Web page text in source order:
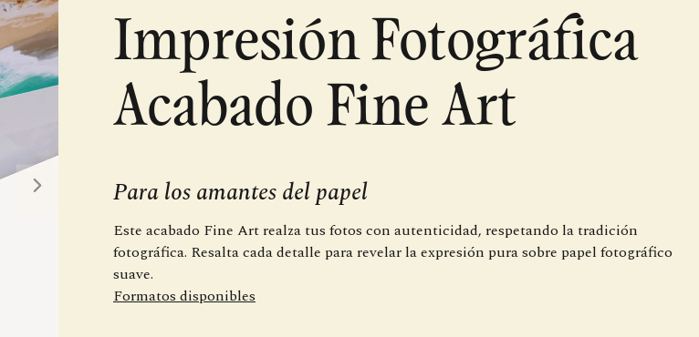
Impresión Fotográfica
Acabado Fine Art
Para los amantes del papel
Este acabado Fine Art realza tus fotos con autenticidad, respetando la tradición
fotográfica. Resalta cada detalle para revelar la expresión pura sobre papel fotográfico
suave.
Formatos disponibles